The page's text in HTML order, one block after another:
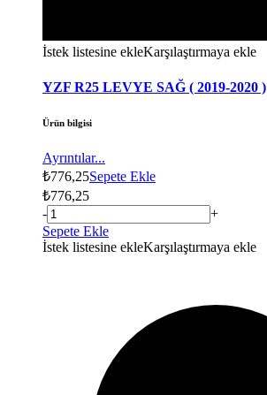
İstek listesine ekleKarşılaştırmaya ekle
YZF R25 LEVYE SAĞ ( 2019-2020 )
Ürün bilgisi
Ayrıntılar...
₺776,25Sepete Ekle
₺776,25
-
+
Sepete Ekle
İstek listesine ekleKarşılaştırmaya ekle